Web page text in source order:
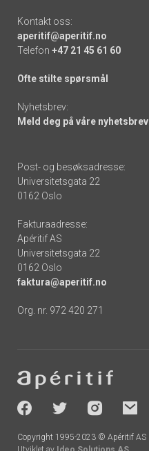
Kontakt oss:
aperitif@aperitif.no
Telefon +47 21 45 61 60
Ofte stilte spørsmål
Nyhetsbrev:
Meld deg på våre nyhetsbrev
Post- og besøksadresse:
Universitetsgata 22
0162 Oslo
Fakturaadresse:
Apéritif AS
Universitetsgata 22
0162 Oslo
faktura@aperitif.no
Org. nr. 972 420 271
-
socials
Copyright 1995-2023 © Apéritif AS